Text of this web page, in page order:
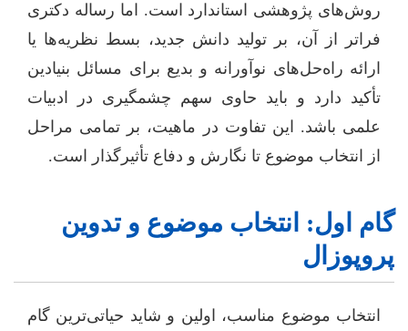
روش‌های پژوهشی استاندارد است. اما رساله دکتری
فراتر از آن، بر تولید دانش جدید، بسط نظریه‌ها یا
ارائه راه‌حل‌های نوآورانه و بدیع برای مسائل بنیادین
تأکید دارد و باید حاوی سهم چشمگیری در ادبیات
علمی باشد. این تفاوت در ماهیت، بر تمامی مراحل
از انتخاب موضوع تا نگارش و دفاع تأثیرگذار است.
گام اول: انتخاب موضوع و تدوین
پروپوزال
انتخاب موضوع مناسب، اولین و شاید حیاتی‌ترین گام